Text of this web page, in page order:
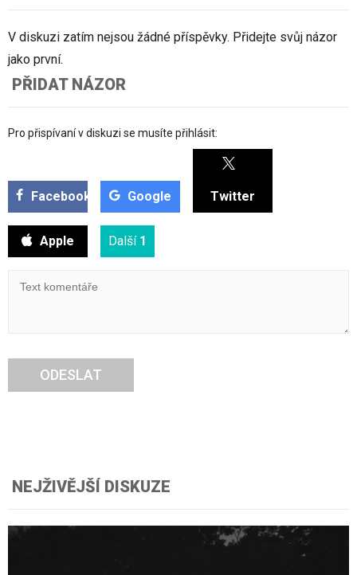
V diskuzi zatím nejsou žádné příspěvky. Přidejte svůj názor
jako první.
PŘIDAT NÁZOR
Pro přispívaní v diskuzi se musíte přihlásit:
Facebook Google Twitter
Apple Další 1
ODESLAT
NEJŽIVĚJŠÍ DISKUZE